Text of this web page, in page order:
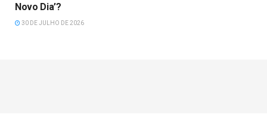
Novo Dia’?
30 DE JULHO DE 2026